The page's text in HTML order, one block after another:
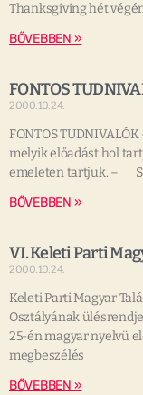
Thanksgiving hét
BŐVEBBEN »
FONTOS
2000.10.24.
FONTOS
melyik előadást hol
emeleten tartjuk. –
BŐVEBBEN »
VI. Keleti Parti
2000.10.24.
Keleti Parti Magyar
Osztályának
25-én magyar nyelvü
megbeszélés
BŐVEBBEN »